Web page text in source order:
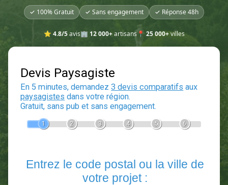
✓ 100% Gratuit ✓ Sans engagement ✓ Réponse 48h
⭐ 4.8/5avis🏢 12 000+artisans📍 25 000+villes
Devis Paysagiste
En 5 minutes, demandez3 devis comparatifs